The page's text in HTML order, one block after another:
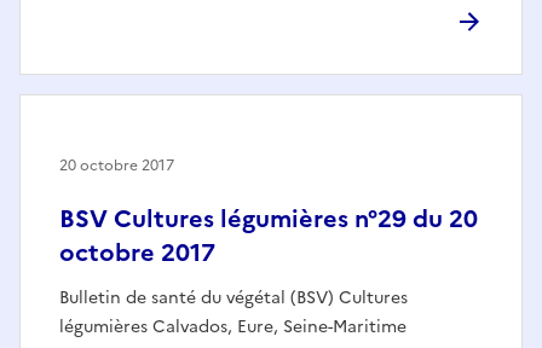
BSV Cultures légumières n°29 du 20
octobre 2017
Bulletin de santé du végétal (BSV) Cultures
légumières Calvados, Eure, Seine-Maritime
20 octobre 2017